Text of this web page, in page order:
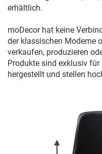
erhältlich.
moDecor hat keine
der klassischen Moderne
verkaufen, produzieren
Produkte sind exklusiv
hergestellt und stellen